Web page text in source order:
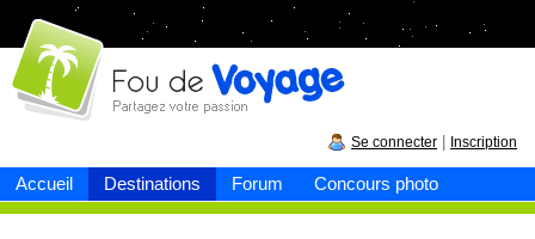
Accueil Destinations Forum Concours photo
Fou devoyage
Se connecter Inscription